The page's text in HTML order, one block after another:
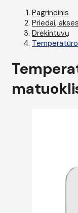
Pagrindinis
Priedai,
Drėkintuvų